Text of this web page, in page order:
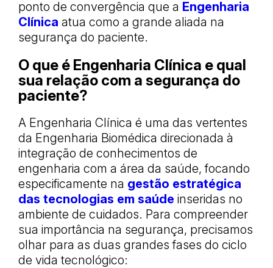
ponto de convergência que a Engenharia
Clínica atua como a grande aliada na
segurança do paciente.
O que é Engenharia Clínica e qual
sua relação com a segurança do
paciente?
A Engenharia Clínica é uma das vertentes
da Engenharia Biomédica direcionada à
integração de conhecimentos de
engenharia com a área da saúde, focando
especificamente na gestão estratégica
das tecnologias em saúde inseridas no
ambiente de cuidados. Para compreender
sua importância na segurança, precisamos
olhar para as duas grandes fases do ciclo
de vida tecnológico: